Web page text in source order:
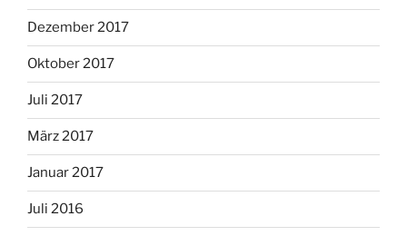
Dezember 2017
Oktober 2017
Juli 2017
März 2017
Januar 2017
Juli 2016